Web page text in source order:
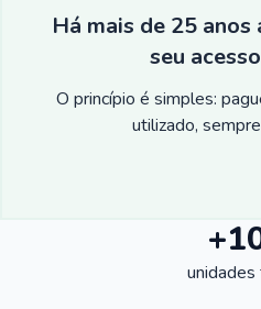
Há mais de 25
seu
O princípio é simples:
utilizado,
unidades